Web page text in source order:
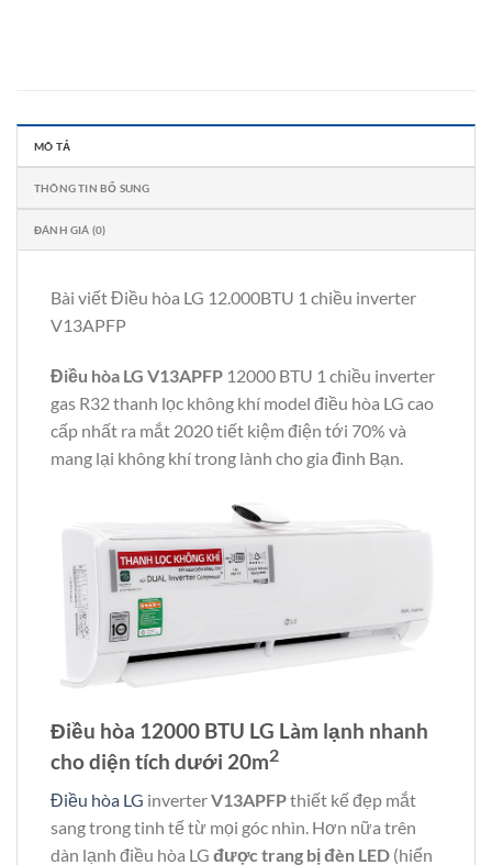
MÔ TẢ
THÔNG TIN BỔ SUNG
ĐÁNH GIÁ (0)
Bài viết Điều hòa LG 12.000BTU 1 chiều inverter
V13APFP
Điều hòa LG V13APFP 12000 BTU 1 chiều inverter
gas R32 thanh lọc không khí model điều hòa LG cao
cấp nhất ra mắt 2020 tiết kiệm điện tới 70% và
mang lại không khí trong lành cho gia đình Bạn.
Điều hòa 12000 BTU LG Làm lạnh nhanh
cho diện tích dưới 20m2
Điều hòa LG inverterV13APFPthiết kế đẹp mắt
sang trong tinh tế từ mọi góc nhìn. Hơn nữa trên
dàn lạnh điều hòa LG được trang bị đèn LED (hiển